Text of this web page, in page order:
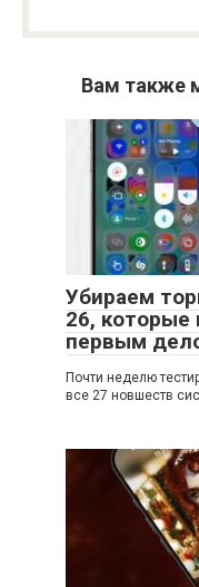
Вам также
Убираем
26, которые
первым
Почти неделю
все 27 новшеств